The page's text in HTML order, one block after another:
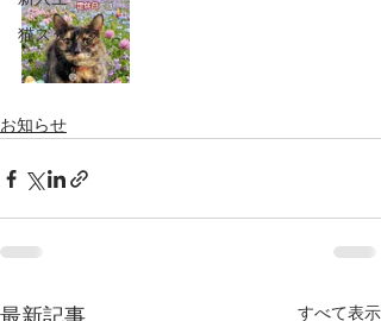
猫スタッフ
お知らせ
最新記事 すべて表示